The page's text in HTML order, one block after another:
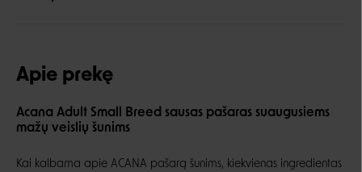
Apie prekę
Acana Adult Small Breed sausas pašaras suaugusiems
mažų veislių šunims
Kai kalbama apie ACANA pašarą šunims, kiekvienas ingredientas